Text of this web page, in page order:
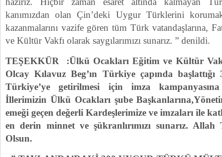
kanımızdan olan Çin’deki Uygur Türklerini
kazanmalarını vazife gören tüm Türk vatandaşlarına,
ve Kültür Vakfı olarak saygılarımızı sunarız. ” denildi.
TEŞEKKÜR :Ülkü Ocakları Eğitim ve Kültür
Olcay Kılavuz Beg’ın Türkiye çapında
Türkiye’ye getirilmesi için imza
İllerimizin Ülkü Ocakları şube
emeği geçen değerli Kardeşlerimize ve imzaları ile
en derin minnet ve şükranlırımızı sunarız. Allah
Olsun.